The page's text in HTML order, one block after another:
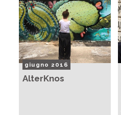
giugno 2016
AlterKnos